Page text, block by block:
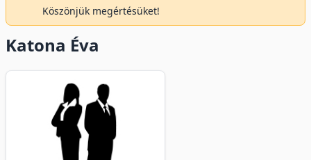
Köszönjük megértésüket!
Katona Éva